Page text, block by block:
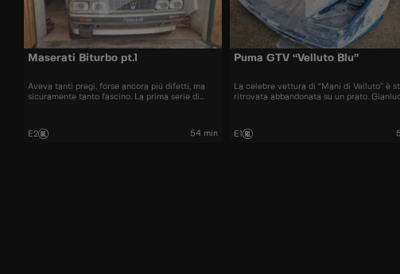
Maserati Biturbo pt.1
Aveva tanti pregi, forse ancora più difetti, ma
sicuramente tanto fascino. La prima serie di
niente facile.
E2
54 min
Puma GTV “Velluto Blu”
La celebre vettura di “Mani di Velluto” è
ritrovata abbandonata su un prato.
splendore che aveva nel film?
E1